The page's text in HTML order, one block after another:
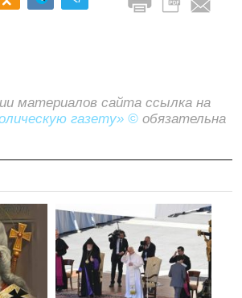
материалов сайта ссылка на
газету» © обязательна